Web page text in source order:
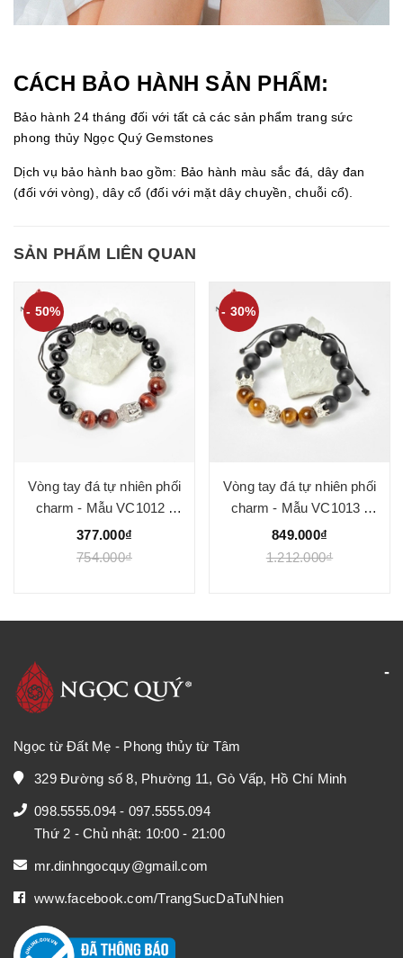
CÁCH BẢO HÀNH SẢN PHẨM:
Bảo hành 24 tháng đối với tất cả các sản phẩm trang sức
phong thủy Ngọc Quý Gemstones
Dịch vụ bảo hành bao gồm: Bảo hành màu sắc đá, dây đan
(đối với vòng), dây cổ (đối với mặt dây chuyền, chuỗi cổ).
SẢN PHẨM LIÊN QUAN
- 50%
Vòng tay đá tự nhiên phối
charm - Mẫu VC1012 -
Ngọc Quý
377.000₫
754.000₫
- 30%
Vòng tay đá tự nhiên phối
charm - Mẫu VC1013 -
Ngọc Quý
849.000₫
1.212.000₫
Ngọc từ Đất Mẹ - Phong thủy từ Tâm
329 Đường số 8, Phường 11, Gò Vấp, Hồ Chí Minh
098.5555.094 - 097.5555.094
Thứ 2 - Chủ nhật: 10:00 - 21:00
mr.dinhngocquy@gmail.com
www.facebook.com/TrangSucDaTuNhien